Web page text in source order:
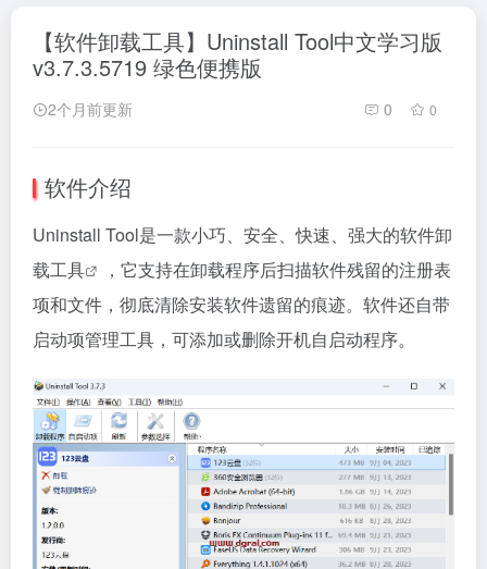
【软件卸载工具】Uninstall Tool中文学习版
v3.7.3.5719 绿色便携版
2个月前更新 0 0
软件介绍
Uninstall Tool是一款小巧、安全、快速、强大的软件卸
载工具
，它支持在卸载程序后扫描软件残留的注册表
项和文件，彻底清除安装软件遗留的痕迹。软件还自带
启动项管理工具，可添加或删除开机自启动程序。